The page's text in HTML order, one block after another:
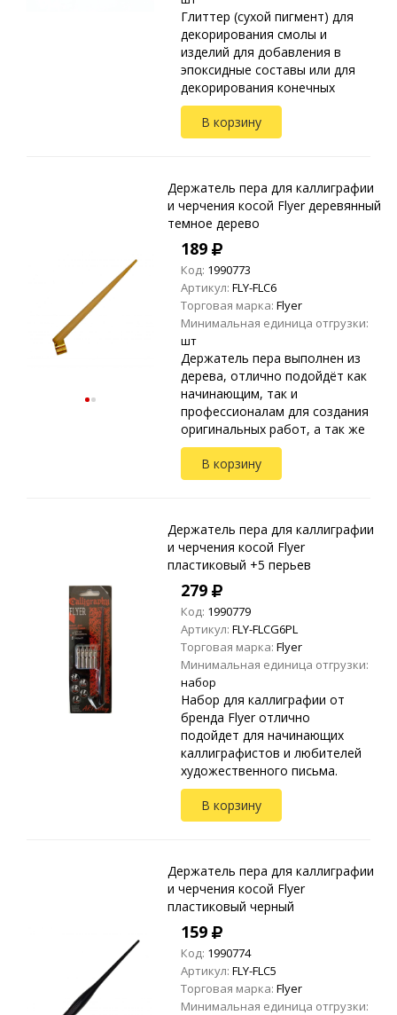
Глиттер (сухой пигмент) для
декорирования смолы и
изделий для добавления в
эпоксидные составы или для
декорирования конечных
изделий. Благодаря большому
размеру частиц имеет
большой отражающий эффект
В корзину
Держатель пера для каллиграфии
и черчения косой Flyer деревянный
темное дерево
189
Код: 1990773
Артикул: FLY-FLC6
Торговая марка: Flyer
Минимальная единица отгрузки:
шт
Держатель пера выполнен из
дерева, отлично подойдёт как
начинающим, так и
профессионалам для создания
оригинальных работ, а так же
оттачивания различных
техник и навыков
каллиграфии. Подходит для
В корзину
Держатель пера для каллиграфии
и черчения косой Flyer
пластиковый +5 перьев
279
Код: 1990779
Артикул: FLY-FLCG6PL
Торговая марка: Flyer
Минимальная единица отгрузки:
набор
Набор для каллиграфии от
бренда Flyer отлично
подойдет для начинающих
каллиграфистов и любителей
художественного письма.
Подходит для леттеринга,
скетчинга и создания
орнаментов тушью и
В корзину
Держатель пера для каллиграфии
и черчения косой Flyer
пластиковый черный
159
Код: 1990774
Артикул: FLY-FLC5
Торговая марка: Flyer
Минимальная единица отгрузки: